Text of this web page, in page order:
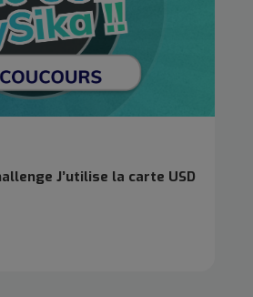
J’utilise la carte USD